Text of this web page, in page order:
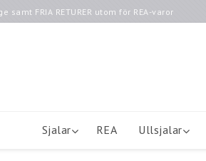
samt FRIA RETURER utom för REA-varor
Sjalar REA Ullsjalar